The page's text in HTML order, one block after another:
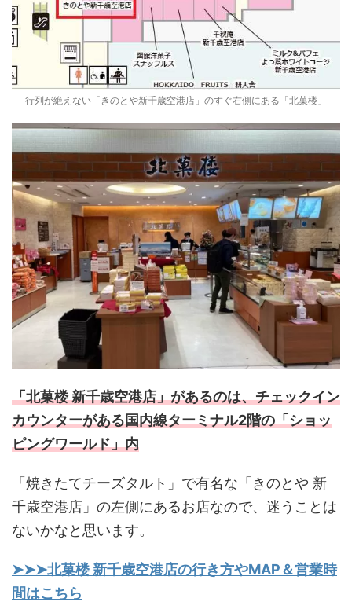
行列が絶えない「きのとや新千歳空港店」のすぐ右側にある「北菓楼」
「北菓楼 新千歳空港店」があるのは、チェックイン
カウンターがある国内線ターミナル2階の「ショッ
ピングワールド」内
「焼きたてチーズタルト」で有名な「きのとや 新
千歳空港店」の左側にあるお店なので、迷うことは
ないかなと思います。
➤➤➤北菓楼 新千歳空港店の行き方やMAP＆営業時
間はこちら